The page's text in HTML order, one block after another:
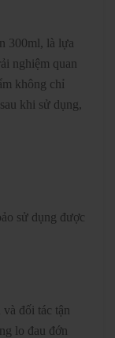
300ml, là lựa
nghiệm quan
không chỉ
khi sử dụng,
sử dụng được
đối tác tận
lo đau đớn